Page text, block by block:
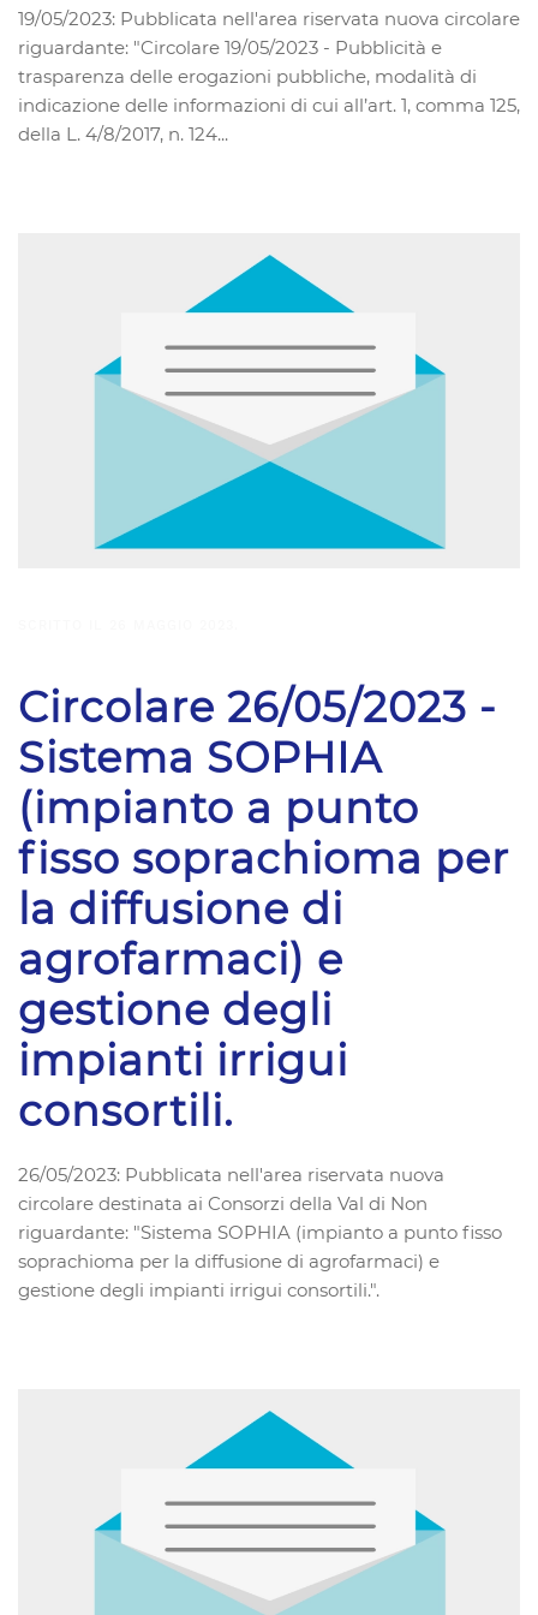
19/05/2023: Pubblicata nell'area riservata nuova circolare
riguardante: "Circolare 19/05/2023 - Pubblicità e
trasparenza delle erogazioni pubbliche, modalità di
indicazione delle informazioni di cui all’art. 1, comma 125,
della L. 4/8/2017, n. 124...
Circolare 26/05/2023 -
Sistema SOPHIA
(impianto a punto
fisso soprachioma per
la diffusione di
agrofarmaci) e
gestione degli
impianti irrigui
consortili.
26/05/2023: Pubblicata nell'area riservata nuova
circolare destinata ai Consorzi della Val di Non
riguardante: "Sistema SOPHIA (impianto a punto fisso
soprachioma per la diffusione di agrofarmaci) e
gestione degli impianti irrigui consortili.".